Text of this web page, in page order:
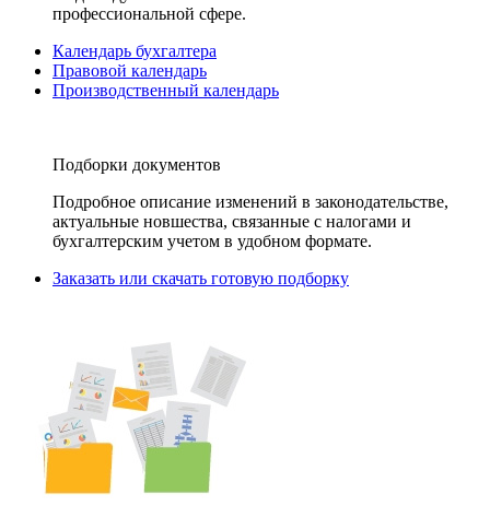
профессиональной сфере.
Календарь бухгалтера
Правовой календарь
Производственный календарь
Подборки документов
Подробное описание изменений в законодательстве,
актуальные новшества, связанные с налогами и
бухгалтерским учетом в удобном формате.
Заказать или скачать готовую подборку